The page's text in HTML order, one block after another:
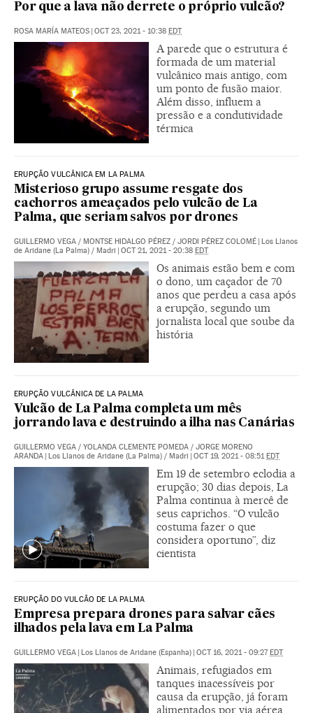
Por que a lava não derrete o próprio vulcão?
ROSA MARÍA MATEOS | OCT 23, 2021 - 10:38 EDT
A parede que o estrutura é
formada de um material
vulcânico mais antigo, com
um ponto de fusão maior.
Além disso, influem a
pressão e a condutividade
térmica
ERUPÇÃO VULCÂNICA EM LA PALMA
Misterioso grupo assume resgate dos
cachorros ameaçados pelo vulcão de La
Palma, que seriam salvos por drones
GUILLERMO VEGA / MONTSE HIDALGO PÉREZ / JORDI PÉREZ COLOMÉ | Los Llanos
de Aridane (La Palma) / Madri | OCT 21, 2021 - 20:38 EDT
Os animais estão bem e com
o dono, um caçador de 70
anos que perdeu a casa após
a erupção, segundo um
jornalista local que soube da
história
ERUPÇÃO VULCÂNICA DE LA PALMA
Vulcão de La Palma completa um mês
jorrando lava e destruindo a ilha nas Canárias
GUILLERMO VEGA / YOLANDA CLEMENTE POMEDA / JORGE MORENO
ARANDA | Los Llanos de Aridane (La Palma) / Madri | OCT 19, 2021 - 08:51EDT
Em 19 de setembro eclodia a
erupção; 30 dias depois, La
Palma continua à mercê de
seus caprichos. “O vulcão
costuma fazer o que
considera oportuno”, diz
cientista
ERUPÇÃO DO VULCÃO DE LA PALMA
Empresa prepara drones para salvar cães
ilhados pela lava em La Palma
GUILLERMO VEGA | Los Llanos de Aridane (Espanha) | OCT 16, 2021 - 09:27EDT
Animais, refugiados em
tanques inacessíveis por
causa da erupção, já foram
alimentados por via aérea